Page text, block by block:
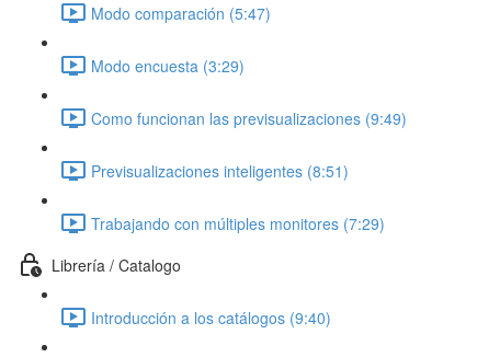
Modo comparación (5:47)
Modo encuesta (3:29)
Como funcionan las previsualizaciones (9:49)
Previsualizaciones inteligentes (8:51)
Trabajando con múltiples monitores (7:29)
Librería / Catalogo
Introducción a los catálogos (9:40)